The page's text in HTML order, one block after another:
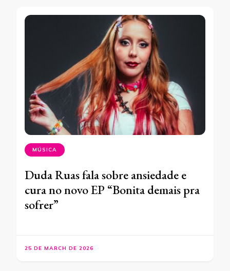
MÚSICA
Duda Ruas fala sobre ansiedade e
cura no novo EP “Bonita demais pra
sofrer”
25 DE MARCH DE 2026